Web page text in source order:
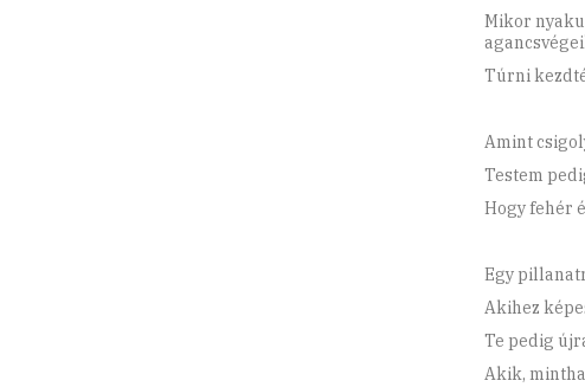
Mikor
Túrni
Amint
Testem
Hogy fehér
Egy
Akihez
Te pedig
Akik,